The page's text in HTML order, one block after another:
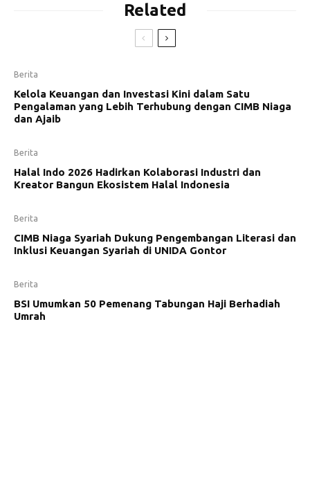
Related
Berita
Kelola Keuangan dan Investasi Kini dalam Satu
Pengalaman yang Lebih Terhubung dengan CIMB Niaga
dan Ajaib
Berita
Halal Indo 2026 Hadirkan Kolaborasi Industri dan
Kreator Bangun Ekosistem Halal Indonesia
Berita
CIMB Niaga Syariah Dukung Pengembangan Literasi dan
Inklusi Keuangan Syariah di UNIDA Gontor
Berita
BSI Umumkan 50 Pemenang Tabungan Haji Berhadiah
Umrah